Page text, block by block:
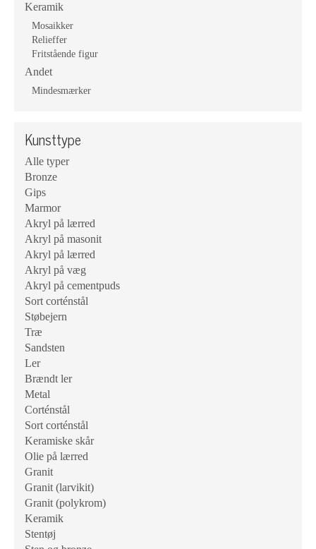
Keramik
Mosaikker
Relieffer
Fritstående figur
Andet
Mindesmærker
Kunsttype
Alle typer
Bronze
Gips
Marmor
Akryl på lærred
Akryl på masonit
Akryl på lærred
Akryl på væg
Akryl på cementpuds
Sort corténstål
Støbejern
Træ
Sandsten
Ler
Brændt ler
Metal
Corténstål
Sort corténstål
Keramiske skår
Olie på lærred
Granit
Granit (larvikit)
Granit (polykrom)
Keramik
Stentøj